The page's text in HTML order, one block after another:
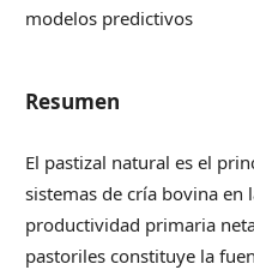
modelos predictivos
Resumen
El pastizal natural es el
sistemas de cría bovina en
productividad primaria
pastoriles constituye la